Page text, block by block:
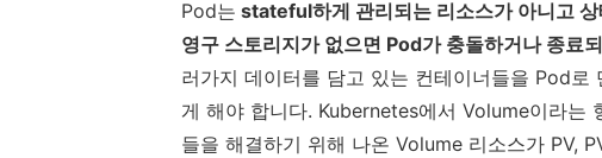
Pod는 stateful하게 관리되는 리소스가 아니고
영구 스토리지가 없으면 Pod가 충돌하거나 종료
러가지 데이터를 담고 있는 컨테이너들을 Pod
게 해야 합니다. Kubernetes에서 Volume이라는
들을 해결하기 위해 나온 Volume 리소스가 PV,